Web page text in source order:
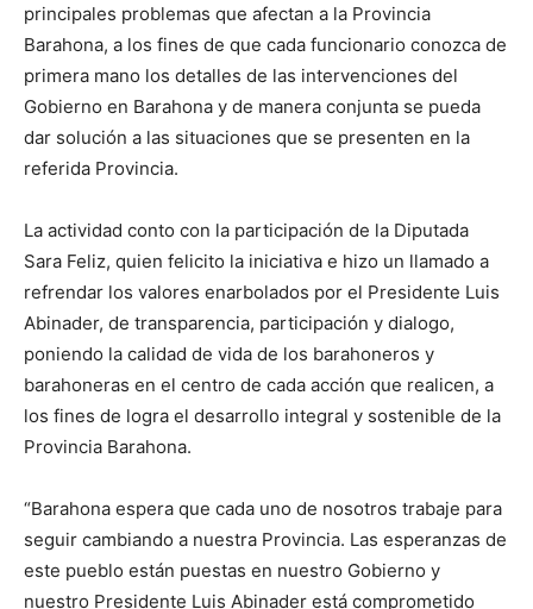
principales problemas que afectan a la Provincia
Barahona, a los fines de que cada funcionario conozca de
primera mano los detalles de las intervenciones del
Gobierno en Barahona y de manera conjunta se pueda
dar solución a las situaciones que se presenten en la
referida Provincia.
La actividad conto con la participación de la Diputada
Sara Feliz, quien felicito la iniciativa e hizo un llamado a
refrendar los valores enarbolados por el Presidente Luis
Abinader, de transparencia, participación y dialogo,
poniendo la calidad de vida de los barahoneros y
barahoneras en el centro de cada acción que realicen, a
los fines de logra el desarrollo integral y sostenible de la
Provincia Barahona.
“Barahona espera que cada uno de nosotros trabaje para
seguir cambiando a nuestra Provincia. Las esperanzas de
este pueblo están puestas en nuestro Gobierno y
nuestro Presidente Luis Abinader está comprometido